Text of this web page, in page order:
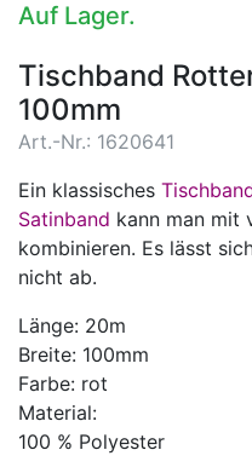
Auf Lager.
Tischband
100mm
Art.-Nr.: 1620641
Ein klassisches
Satinband kann man mit
kombinieren. Es lässt
nicht ab.
Länge: 20m
Breite: 100mm
Farbe: rot
Material:
100 % Polyester